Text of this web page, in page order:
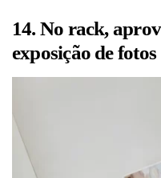
14. No rack,
exposição de fotos